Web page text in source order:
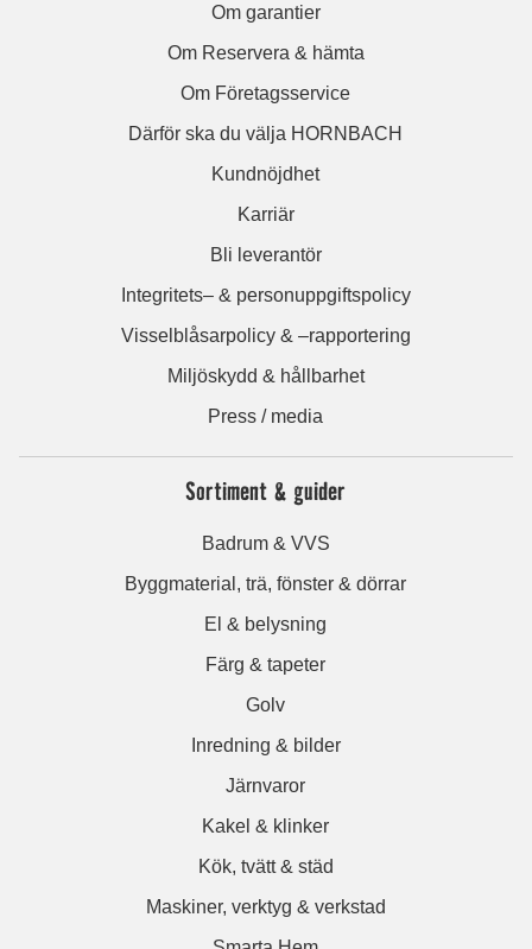
Om garantier
Om Reservera & hämta
Om Företagsservice
Därför ska du välja HORNBACH
Kundnöjdhet
Karriär
Bli leverantör
Integritets– & personuppgiftspolicy
Visselblåsarpolicy & –rapportering
Miljöskydd & hållbarhet
Press / media
Sortiment & guider
Badrum & VVS
Byggmaterial, trä, fönster & dörrar
El & belysning
Färg & tapeter
Golv
Inredning & bilder
Järnvaror
Kakel & klinker
Kök, tvätt & städ
Maskiner, verktyg & verkstad